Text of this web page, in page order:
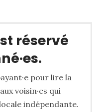
réservé
pour lire la
voisin·es qui
indépendante.